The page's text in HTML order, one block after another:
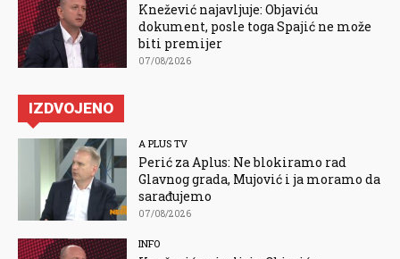
Knežević najavljuje: Objaviću
dokument, posle toga Spajić ne može
biti premijer
07/08/2026
IZDVOJENO
A PLUS TV
Perić za Aplus: Ne blokiramo rad
Glavnog grada, Mujović i ja moramo da
sarađujemo
07/08/2026
INFO